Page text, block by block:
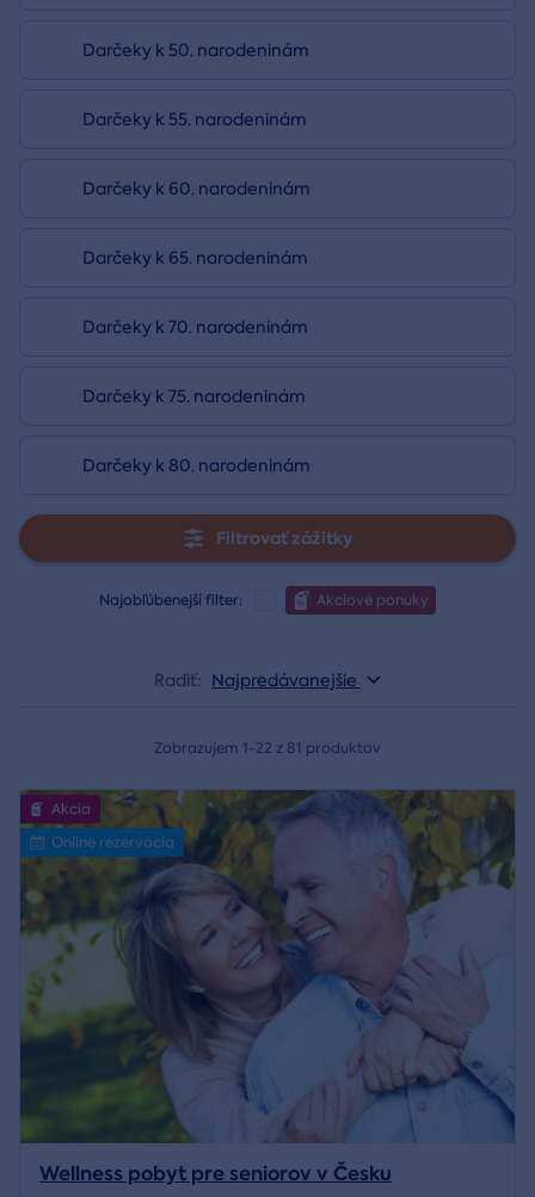
Darčeky k 50. narodeninám
Darčeky k 55. narodeninám
Darčeky k 60. narodeninám
Darčeky k 65. narodeninám
Darčeky k 70. narodeninám
Darčeky k 75. narodeninám
Darčeky k 80. narodeninám
Filtrovať zážitky
Najobľúbenejší filter: Akciové ponuky
Radiť: Najpredávanejšie
Zobrazujem 1-22 z 81 produktov
Akcia
Online rezervácia
Wellness pobyt pre seniorov v Česku